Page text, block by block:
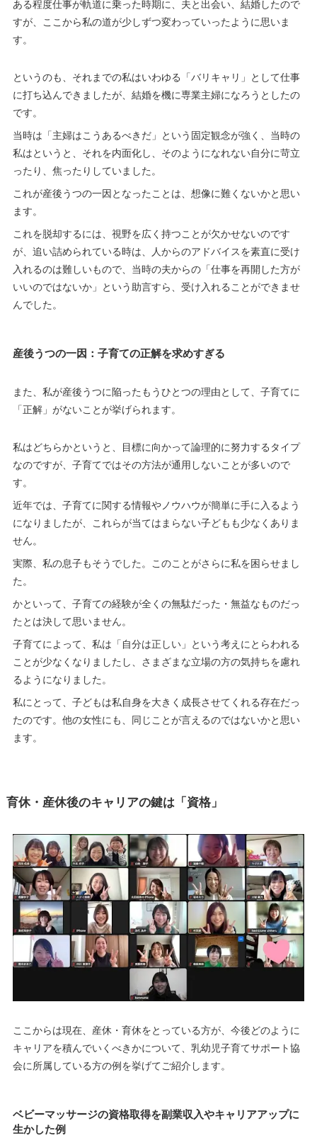
ある程度仕事が軌道に乗った時期に、夫と出会い、結婚したので
すが、ここから私の道が少しずつ変わっていったように思いま
す。
というのも、それまでの私はいわゆる「バリキャリ」として仕事
に打ち込んできましたが、結婚を機に専業主婦になろうとしたの
です。
当時は「主婦はこうあるべきだ」という固定観念が強く、当時の
私はというと、それを内面化し、そのようになれない自分に苛立
ったり、焦ったりしていました。
これが産後うつの一因となったことは、想像に難くないかと思い
ます。
これを脱却するには、視野を広く持つことが欠かせないのです
が、追い詰められている時は、人からのアドバイスを素直に受け
入れるのは難しいもので、当時の夫からの「仕事を再開した方が
いいのではないか」という助言すら、受け入れることができませ
んでした。
産後うつの一因：子育ての正解を求めすぎる
また、私が産後うつに陥ったもうひとつの理由として、子育てに
「正解」がないことが挙げられます。
私はどちらかというと、目標に向かって論理的に努力するタイプ
なのですが、子育てではその方法が通用しないことが多いので
す。
近年では、子育てに関する情報やノウハウが簡単に手に入るよう
になりましたが、これらが当てはまらない子どもも少なくありま
せん。
実際、私の息子もそうでした。このことがさらに私を困らせまし
た。
かといって、子育ての経験が全くの無駄だった・無益なものだっ
たとは決して思いません。
子育てによって、私は「自分は正しい」という考えにとらわれる
ことが少なくなりましたし、さまざまな立場の方の気持ちを慮れ
るようになりました。
私にとって、子どもは私自身を大きく成長させてくれる存在だっ
たのです。他の女性にも、同じことが言えるのではないかと思い
ます。
育休・産休後のキャリアの鍵は「資格」
ここからは現在、産休・育休をとっている方が、今後どのように
キャリアを積んでいくべきかについて、乳幼児子育てサポート協
会に所属している方の例を挙げてご紹介します。
ベビーマッサージの資格取得を副業収入やキャリアアップに
生かした例